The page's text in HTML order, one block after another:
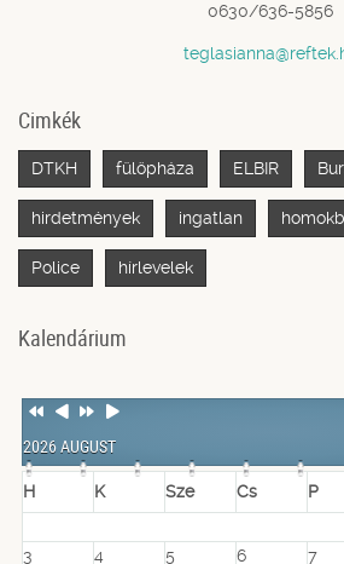
0630/636-5856
Cimkék
DTKH fülöpháza ELBIR
hirdetmények ingatlan
Police hírlevelek
Kalendárium
Previous
Previous
NextNext
2026 AUGUST
H K Sze Cs P
3
4 5 6 7